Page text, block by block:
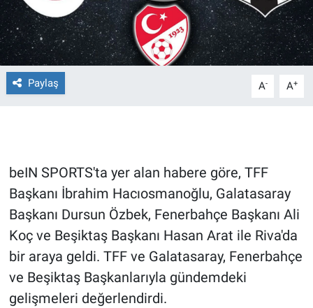
Paylaş A- A+
beIN SPORTS'ta yer alan habere göre, TFF
Başkanı İbrahim Hacıosmanoğlu, Galatasaray
Başkanı Dursun Özbek, Fenerbahçe Başkanı Ali
Koç ve Beşiktaş Başkanı Hasan Arat ile Riva'da
bir araya geldi. TFF ve Galatasaray, Fenerbahçe
ve Beşiktaş Başkanlarıyla gündemdeki
gelişmeleri değerlendirdi.
Gün Bitiyor
Gün Ortası
Gündem Özel
Kimdir
Koronavirüs
Kültür Sanat